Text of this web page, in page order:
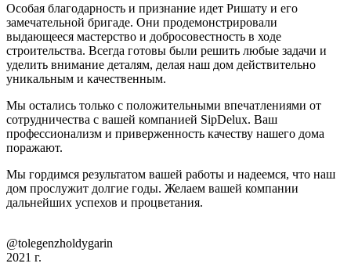
Особая благодарность и признание идет Ришату и его
замечательной бригаде. Они продемонстрировали
выдающееся мастерство и добросовестность в ходе
строительства. Всегда готовы были решить любые задачи и
уделить внимание деталям, делая наш дом действительно
уникальным и качественным.
Мы остались только с положительными впечатлениями от
сотрудничества с вашей компанией SipDelux. Ваш
профессионализм и приверженность качеству нашего дома
поражают.
Мы гордимся результатом вашей работы и надеемся, что наш
дом прослужит долгие годы. Желаем вашей компании
дальнейших успехов и процветания.
@tolegenzholdygarin
2021 г.